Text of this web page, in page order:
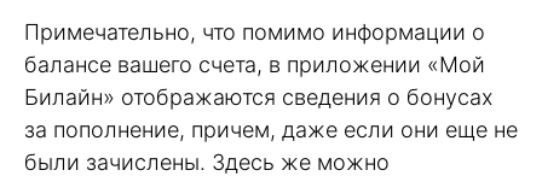
Примечательно, что помимо информации о
балансе вашего счета, в приложении «Мой
Билайн» отображаются сведения о бонусах
за пополнение, причем, даже если они еще не
были зачислены. Здесь же можно